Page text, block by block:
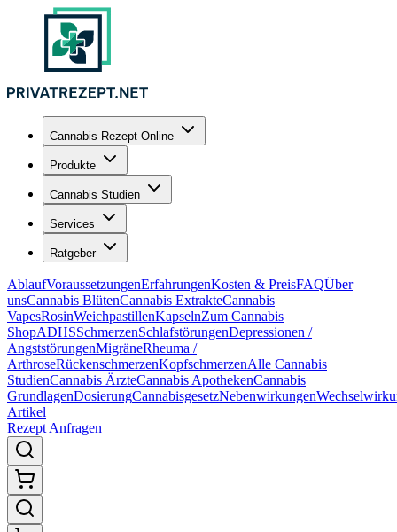
Cannabis Rezept Online
Produkte
Cannabis Studien
Services
Ratgeber
AblaufVoraussetzungenErfahrungenKosten & PreisFAQÜber
unsCannabis BlütenCannabis ExtrakteCannabis
VapesRosinWeichpastillenKapselnZum Cannabis
ShopADHSSchmerzenSchlafstörungenDepressionen /
AngststörungenMigräneRheuma /
ArthroseRückenschmerzenKopfschmerzenAlle Cannabis
StudienCannabis ÄrzteCannabis ApothekenCannabis
GrundlagenDosierungCannabisgesetzNebenwirkungen
Artikel
Rezept Anfragen